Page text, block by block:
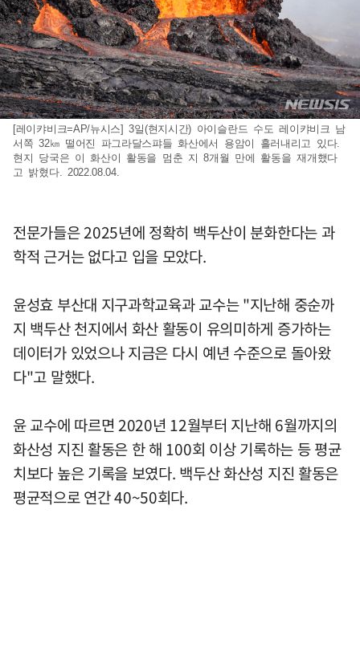
[레이캬비크=AP/뉴시스] 3일(현지시간) 아이슬란드 수도 레이캬비크 남
서쪽 32㎞ 떨어진 파그라달스퍄들 화산에서 용암이 흘러내리고 있다.
현지 당국은 이 화산이 활동을 멈춘 지 8개월 만에 활동을 재개했다
고 밝혔다. 2022.08.04.
전문가들은 2025년에 정확히 백두산이 분화한다는 과
학적 근거는 없다고 입을 모았다.
윤성효 부산대 지구과학교육과 교수는 "지난해 중순까
지 백두산 천지에서 화산 활동이 유의미하게 증가하는
데이터가 있었으나 지금은 다시 예년 수준으로 돌아왔
다"고 말했다.
윤 교수에 따르면 2020년 12월부터 지난해 6월까지의
화산성 지진 활동은 한 해 100회 이상 기록하는 등 평균
치보다 높은 기록을 보였다. 백두산 화산성 지진 활동은
평균적으로 연간 40~50회다.